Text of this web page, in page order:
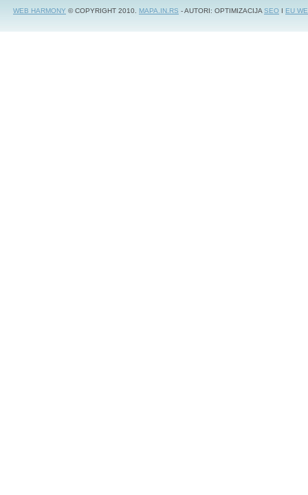
WEB HARMONY © COPYRIGHT 2010. MAPA.IN.RS - AUTORI: OPTIMIZACIJASEO I EU